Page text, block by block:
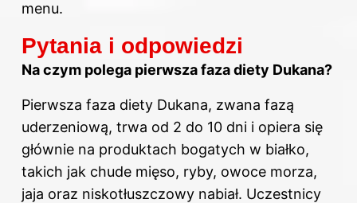
menu.
Pytania i odpowiedzi
Na czym polega pierwsza faza diety Dukana?
Pierwsza faza diety Dukana, zwana fazą
uderzeniową, trwa od 2 do 10 dni i opiera się
głównie na produktach bogatych w białko,
takich jak chude mięso, ryby, owoce morza,
jaja oraz niskotłuszczowy nabiał. Uczestnicy